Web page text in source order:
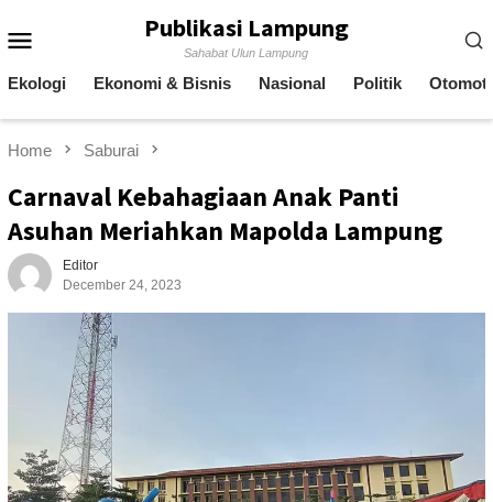
to
Publikasi Lampung
Sahabat Ulun Lampung
Ekologi Ekonomi & Bisnis Nasional Politik
Home Saburai
Carnaval Kebahagiaan Anak Panti
Asuhan Meriahkan Mapolda Lampung
Editor
December 24, 2023